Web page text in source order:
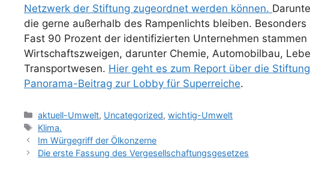
Netzwerk der Stiftung zugeordnet werden können.
die gerne außerhalb des Rampenlichts bleiben.
Fast 90 Prozent der identifizierten Unternehmen
Wirtschaftszweigen, darunter Chemie, Automobilbau,
Transportwesen. Hier geht es zum Report über die
Panorama-Beitrag zur Lobby für Superreiche.
Kategorien
aktuell-Umwelt, Uncategorized,wichtig-Umwelt
Schlagwörter
Klima.
Im Würgegriff der Ölkonzerne
Die erste Fassung des Vergesellschaftungsgesetzes